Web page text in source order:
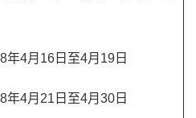
年4月16日至4月19日
年4月21日至4月30日